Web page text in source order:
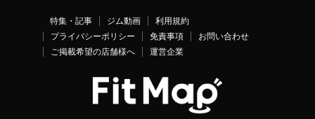
特集・記事 ジム動画
利用規約
プライバシーポリシー
免責事項
お問い合わせ
ご掲載希望の店舗様へ
運営企業